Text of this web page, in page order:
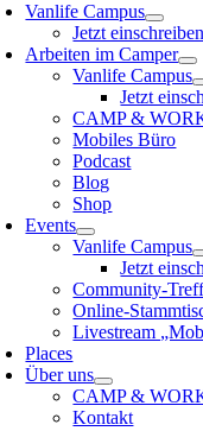
Vanlife Campus
Jetzt einschreiben
Arbeiten im Camper
Vanlife Campus
Jetzt
CAMP &
Mobiles Büro
Podcast
Blog
Shop
Events
Vanlife Campus
Jetzt
Community-
Online-
Livestream
Places
Über uns
CAMP &
Kontakt